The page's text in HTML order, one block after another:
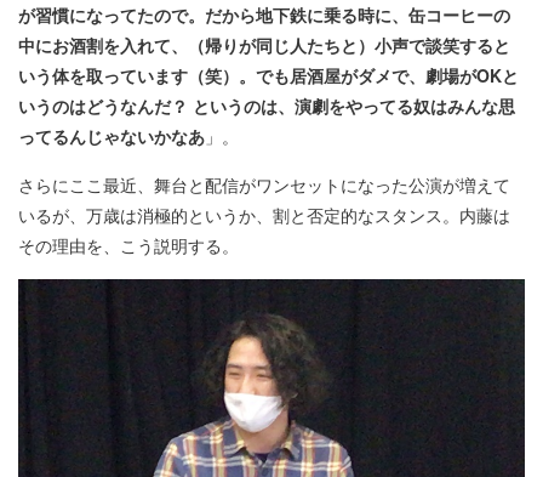
が習慣になってたので。だから地下鉄に乗る時に、缶コーヒーの
中にお酒割を入れて、（帰りが同じ人たちと）小声で談笑すると
いう体を取っています（笑）。でも居酒屋がダメで、劇場がOKと
いうのはどうなんだ？ というのは、演劇をやってる奴はみんな思
ってるんじゃないかなあ 」。
さらにここ最近、舞台と配信がワンセットになった公演が増えて
いるが、万歳は消極的というか、割と否定的なスタンス。内藤は
その理由を、こう説明する。